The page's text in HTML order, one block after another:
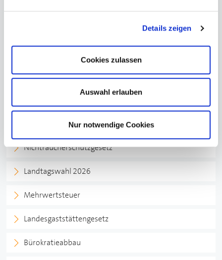
Details zeigen
Cookies zulassen
Auswahl erlauben
Nur notwendige Cookies
ALLE BEITRÄGE
Im Fokus
Nichtraucherschutzgesetz
Landtagswahl 2026
Mehrwertsteuer
Landesgaststättengesetz
Bürokratieabbau